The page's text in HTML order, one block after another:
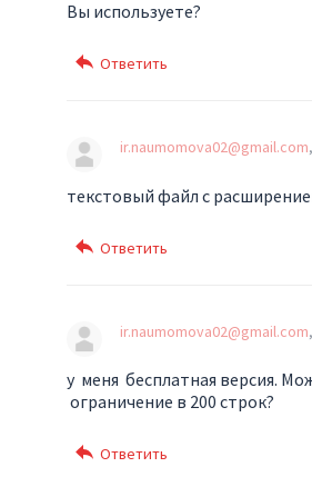
Вы используете?
ir.naumomova02@gmail.com
текстовый файл с
ir.naumomova02@gmail.com
у меня бесплатная версия.
ограничение в 200 строк?